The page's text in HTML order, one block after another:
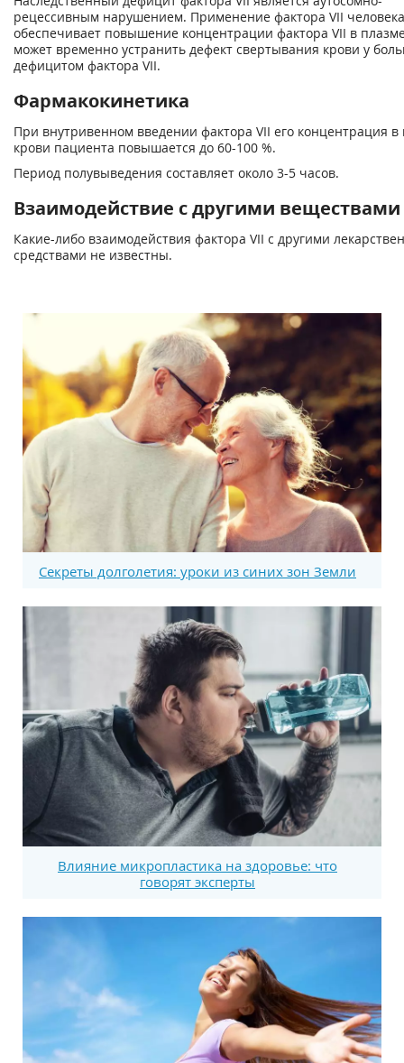
рецессивным нарушением. Применение фактора VII человека
обеспечивает повышение концентрации фактора VII в
может временно устранить дефект свертывания крови у
дефицитом фактора VII.
Фармакокинетика
При внутривенном введении фактора VII его концентрация в
крови пациента повышается до 60-100 %.
Период полувыведения составляет около 3-5 часов.
Взаимодействие с другими веществами
Какие-либо взаимодействия фактора VII с другими
средствами не известны.
Секреты долголетия: уроки из синих зон Земли
Влияние микропластика на здоровье: что
говорят эксперты